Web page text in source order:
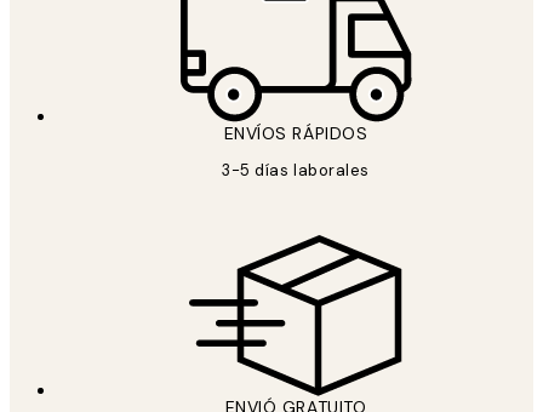
ENVÍOS RÁPIDOS
3-5 días laborales
ENVIÓ GRATUITO